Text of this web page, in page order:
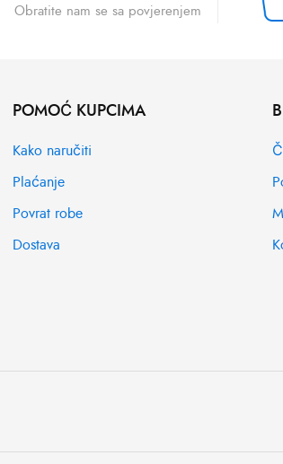
Obratite nam se sa povjerenjem
POMOĆ KUPCIMA
Kako naručiti
Plaćanje
Povrat robe
Dostava